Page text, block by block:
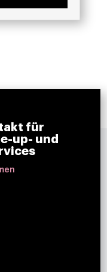
für
up- und